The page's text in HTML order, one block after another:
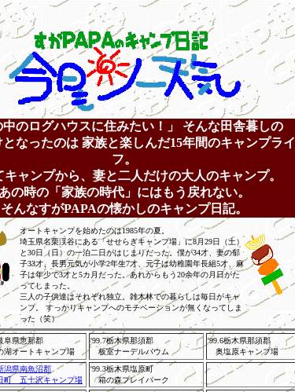
オートキャンプを始めたのは1985年の夏。
埼玉県名栗渓谷にある「せせらぎキャンプ場」に8月29日（土）
と30日（日）の一泊二日がはじまりだった。僕が34才、妻の郁
子33才、長男元気が小学2年生7才、元子は幼稚園年長組5才、麻
子は年少で3才と5カ月だった。あれからもう20余年の月日がた
ってしまった。
三人の子供達はそれぞれ独立。雑木林での暮らしは毎日がキャ
ンプ。 すっかりキャンプへのモチベーションが無くなってしま
った（笑）
阜県恵那郡
オートキャンプ場
'99.7栃木県那須郡
板室ナーデルバウム
'99.6栃木県那須郡
奥塩原キャンプ場
潟県南魚沼郡
町 五十沢キャンプ場
'99.3栃木県塩原町
箱の森プレイパーク
中のログハウスに住みたい！」 そんな田舎暮しの
となったのは 家族と楽しんだ15年間のキャンプライ
フ。
キャンプから、妻と二人だけの大人のキャンプ。
あの時の「家族の時代」にはもう戻れない。
そんなすがPAPAの懐かしのキャンプ日記。